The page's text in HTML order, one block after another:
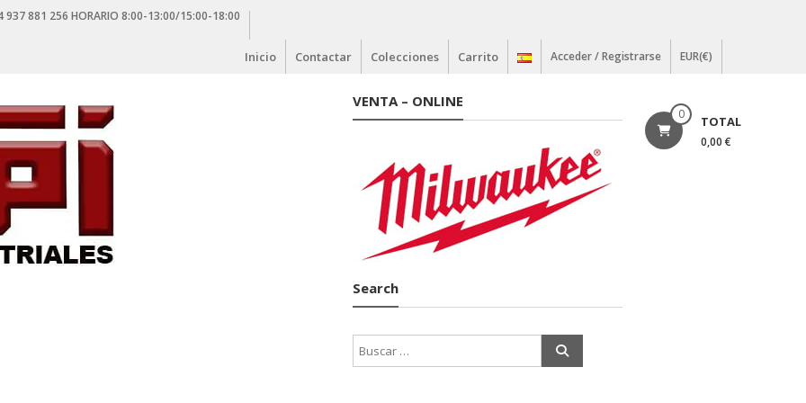
937 881 256 HORARIO 8:00-13:00/15:00-18:00
Inicio Contactar Colecciones Carrito Acceder / Registrarse EUR(€)
0 TOTAL
0,00 €
VENTA – ONLINE
Search